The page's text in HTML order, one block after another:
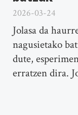
2026-03-24
Jolasa da
nagusietako
dute,
erratzen dira.